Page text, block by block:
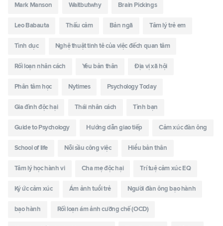
Mark Manson Waitbutwhy Brain Pickings
Leo Babauta Thấu cảm Bản ngã Tâm lý trẻ em
Tình dục Nghệ thuật tinh tê của việc đếch quan tâm
Rối loạn nhân cách Yêu bản thân Địa vị xã hội
Phân tâm học Nytimes Psychology Today
Gia đình độc hại Thái nhân cách Tình bạn
Guide to Psychology Hướng dẫn giao tiếp Cảm xúc đàn ông
School of life Nỗi sầu công việc Hiểu bản thân
Tâm lý học hành vi Cha mẹ độc hại Trí tuệ cảm xúc EQ
Ký ức cảm xúc Ám ảnh tuổi trẻ Người đàn ông bạo hành
bạo hành Rối loạn ám ảnh cưỡng chế (OCD)